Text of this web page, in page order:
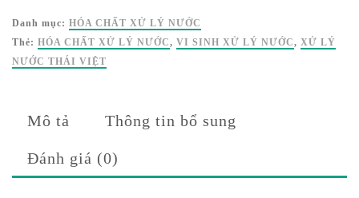
Danh mục: HÓA CHẤT XỬ LÝ NƯỚC
Thẻ: HÓA CHẤT XỬ LÝ NƯỚC, VI SINH XỬ LÝ NƯỚC, XỬ LÝ
NƯỚC THÁI VIỆT
Mô tả Thông tin bổ sung
Đánh giá (0)